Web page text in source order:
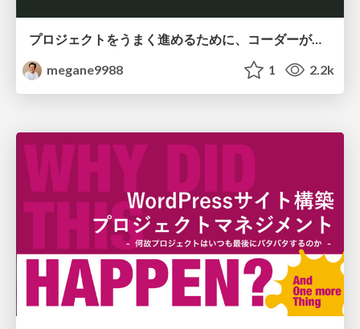
プロジェクトをうまく進めるために、コーダーが進化するためのテクニック
megane9988
1 2.2k